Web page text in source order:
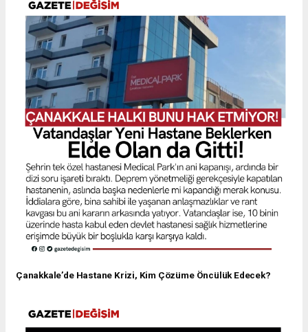
Çanakkale’de Hastane Krizi, Kim Çözüme Öncülük Edecek?